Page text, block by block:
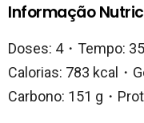
Informação
Doses: 4・Tempo:
Calorias: 783 kcal・
Carbono: 151 g・